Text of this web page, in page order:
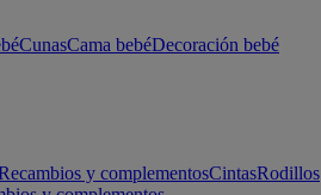
CunasCama bebéDecoración bebé
y complementosCintasRodillos